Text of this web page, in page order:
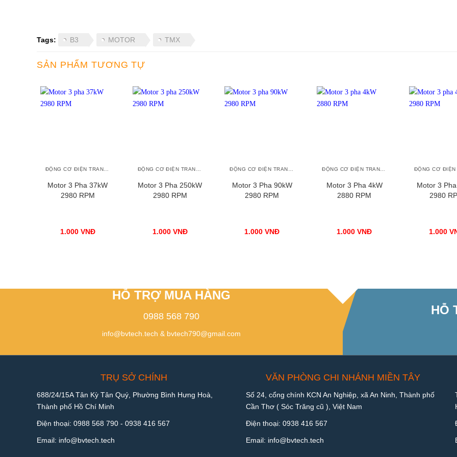
Tags: B3 MOTOR TMX
SẢN PHẨM TƯƠNG TỰ
Motor 3 Pha 37kW
2980 RPM
1.000VNĐ
Motor 3 Pha 250kW
2980 RPM
1.000VNĐ
Motor 3 Pha 90kW
2980 RPM
1.000 VNĐ
Motor 3 Pha 4kW
2880 RPM
1.000 VNĐ
Motor 3
2980
1.000
HỖ TRỢ MUA HÀNG
0988 568 790
info@bvtech.tech & bvtech790@gmail.com
HỖ
TRỤ SỞ CHÍNH
688/24/15A Tân Kỳ Tân Quý, Phường Bình Hưng Hoà,
Thành phố Hồ Chí Minh
Điện thoại: 0988 568 790 - 0938 416 567
Email: info@bvtech.tech
VĂN PHÒNG CHI NHÁNH MIỀN TÂY
Số 24, cổng chính KCN An Nghiệp, xã An Ninh, Thành phố
Cần Thơ ( Sóc Trăng cũ ), Việt Nam
Điện thoại: 0938 416 567
Email: info@bvtech.tech